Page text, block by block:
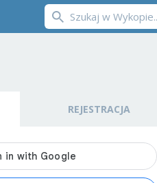
REJESTRACJA